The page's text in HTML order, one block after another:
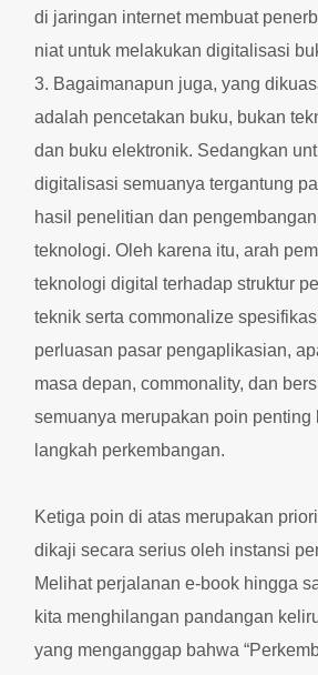
di jaringan internet membuat
niat untuk melakukan digitalisasi
3. Bagaimanapun juga, yang
adalah pencetakan buku, bukan
dan buku elektronik. Sedangkan
digitalisasi semuanya tergantung
hasil penelitian dan
teknologi. Oleh karena itu, arah
teknologi digital terhadap struktur
teknik serta commonalize
perluasan pasar pengaplikasian,
masa depan, commonality, dan
semuanya merupakan poin penting
langkah perkembangan.
Ketiga poin di atas merupakan
dikaji secara serius oleh instansi
Melihat perjalanan e-book hingga
kita menghilangan pandangan
yang menganggap bahwa